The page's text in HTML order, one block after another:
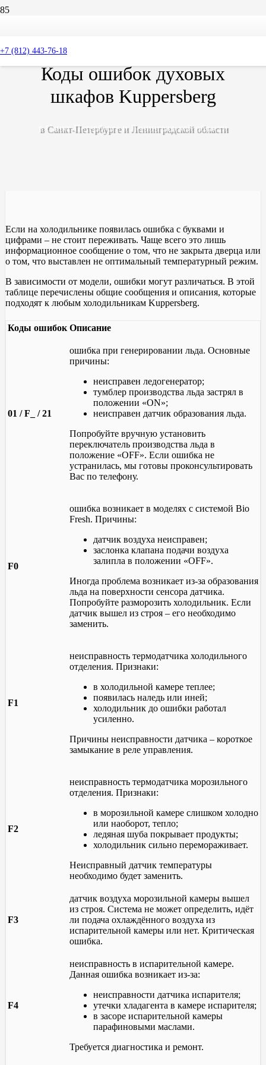
+7 (812) 443-76-18
Коды ошибок духовых
шкафов Kuppersberg
в Санкт-Петербурге и Ленинградской области
Если на холодильнике появилась ошибка с буквами и
цифрами – не стоит переживать. Чаще всего это лишь
информационное сообщение о том, что не закрыта дверца или
о том, что выставлен не оптимальный температурный режим.
В зависимости от модели, ошибки могут различаться. В этой
таблице перечислены общие сообщения и описания, которые
подходят к любым холодильникам Kuppersberg.
Коды ошибок Описание
01 / F_ / 21
ошибка при генерировании льда. Основные
причины:
неисправен ледогенератор;
тумблер производства льда застрял в
положении «ON»;
неисправен датчик образования льда.
Попробуйте вручную установить
переключатель производства льда в
положение «OFF». Если ошибка не
устранилась, мы готовы проконсультировать
Вас по телефону.
F0
ошибка возникает в моделях с системой Bio
Fresh. Причины:
датчик воздуха неисправен;
заслонка клапана подачи воздуха
залипла в положении «OFF».
Иногда проблема возникает из-за образования
льда на поверхности сенсора датчика.
Попробуйте разморозить холодильник. Если
датчик вышел из строя – его необходимо
заменить.
F1
неисправность термодатчика холодильного
отделения. Признаки:
в холодильной камере теплее;
появилась наледь или иней;
холодильник до ошибки работал
усиленно.
Причины неисправности датчика – короткое
замыкание в реле управления.
F2
неисправность термодатчика морозильного
отделения. Признаки:
в морозильной камере слишком холодно
или наоборот, тепло;
ледяная шуба покрывает продукты;
холодильник сильно перемораживает.
Неисправный датчик температуры
необходимо будет заменить.
F3
датчик воздуха морозильной камеры вышел
из строя. Система не может определить, идёт
ли подача охлаждённого воздуха из
испарительной камеры или нет. Критическая
ошибка.
F4
неисправность в испарительной камере.
Данная ошибка возникает из-за:
неисправности датчика испарителя;
утечки хладагента в камере испарителя;
в засоре испарительной камеры
парафиновыми маслами.
Требуется диагностика и ремонт.